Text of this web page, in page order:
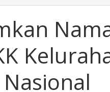
Nama
dan
NTB,
MT
PKK
Pekat